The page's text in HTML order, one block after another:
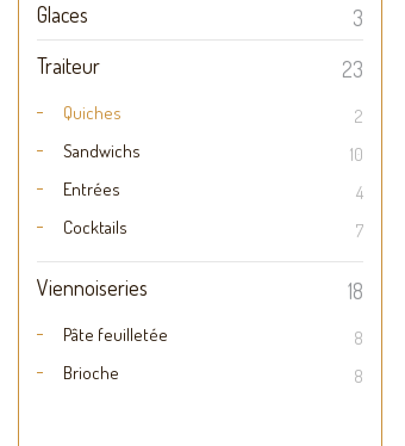
Glaces
3
Traiteur
23
Quiches
2
Sandwichs
10
Entrées
4
Cocktails
7
Viennoiseries 18
Pâte feuilletée
8
Brioche
8